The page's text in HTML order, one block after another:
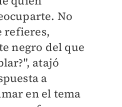
No
refieres,
negro del que
atajó
a
en el tema